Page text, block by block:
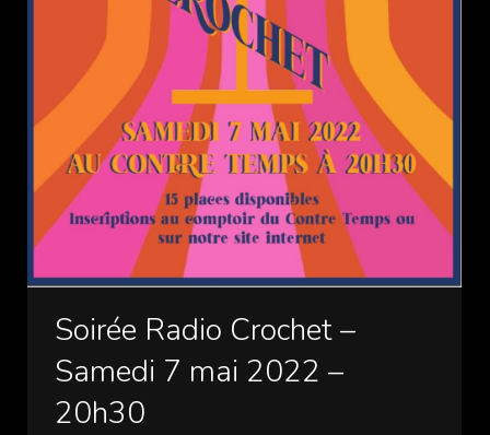
Soirée Radio Crochet –
Samedi 7 mai 2022 –
20h30